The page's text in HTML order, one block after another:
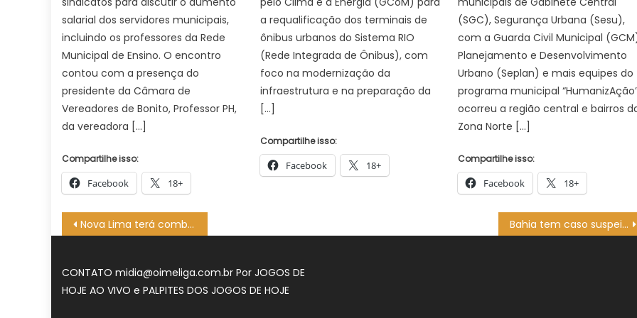
salarial dos servidores municipais,
incluindo os professores da Rede
Municipal de Ensino. O encontro
contou com a presença do
presidente da Câmara de
Vereadores de Bonito, Professor PH,
da vereadora […]
Compartilhe isso:
Facebook 18+
a requalificação dos terminais de
ônibus urbanos do Sistema RIO
(Rede Integrada de Ônibus), com
foco na modernização da
infraestrutura e na preparação da
[…]
Compartilhe isso:
Facebook 18+
(SGC), Segurança Urbana (Sesu),
com a Guarda Civil Municipal
Planejamento e Desenvolvimento
Urbano (Seplan) e mais equipes do
programa municipal
ocorreu a região central e bairros
Zona Norte […]
Compartilhe isso:
Facebook 18+
Navegação
de
Post
Nova Lima terá combate ao Aedes reforçado com o fumacê – CGNotícias Bahia tem caso suspeito de óbito causado por metanol
CONTATOmidia@oimeliga.com.br PorJOGOS DE
HOJE AO VIVOePALPITES DOS JOGOS DE HOJE